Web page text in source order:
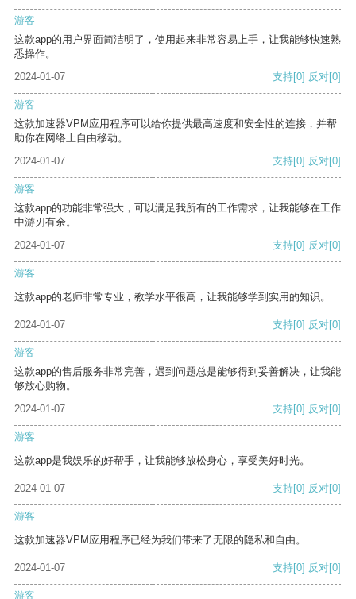
游客
这款app的用户界面简洁明了，使用起来非常容易上手，让我能够快速熟
悉操作。
2024-01-07
支持[0] 反对[0]
游客
这款加速器VPM应用程序可以给你提供最高速度和安全性的连接，并帮
助你在网络上自由移动。
2024-01-07
支持[0] 反对[0]
游客
这款app的功能非常强大，可以满足我所有的工作需求，让我能够在工作
中游刃有余。
2024-01-07
支持[0] 反对[0]
游客
这款app的老师非常专业，教学水平很高，让我能够学到实用的知识。
2024-01-07 支持[0] 反对[0]
游客
这款app的售后服务非常完善，遇到问题总是能够得到妥善解决，让我能
够放心购物。
2024-01-07
支持[0] 反对[0]
游客
这款app是我娱乐的好帮手，让我能够放松身心，享受美好时光。
2024-01-07 支持[0] 反对[0]
游客
这款加速器VPM应用程序已经为我们带来了无限的隐私和自由。
2024-01-07 支持[0] 反对[0]
游客